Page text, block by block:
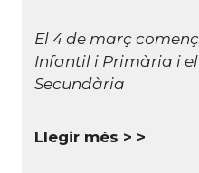
El 4 de març
Infantil i Primària i
Secundària
Llegir més >